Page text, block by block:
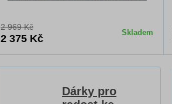
2 969 Kč
2 375 Kč
Skladem
Dárky pro